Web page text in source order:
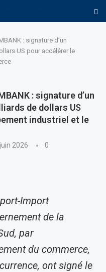
: signature d’un
US pour accélérer le
: signature d’un
de dollars US
industriel et le
2026
0
Import
de la
par
du commerce,
ont signé le